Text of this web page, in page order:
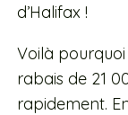
d’Halifax !
Voilà
rabais de 21
rapidement.